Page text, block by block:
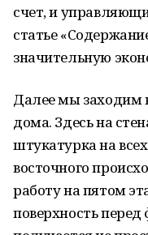
счет, и
статье
значительную
Далее мы заходим
дома. Здесь на
штукатурка на
восточного
работу на пятом
поверхность